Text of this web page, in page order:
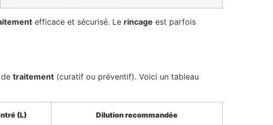
efficace et sécurisé. Le rincage est parfois
traitement (curatif ou préventif). Voici un tableau
(L) Dilution recommandée